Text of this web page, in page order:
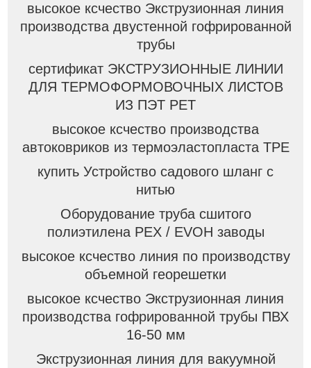
высокое ксчество Экструзионная линия
производства двустенной гофрированной
трубы
сертификат ЭКСТРУЗИОННЫЕ ЛИНИИ
ДЛЯ ТЕРМОФОРМОВОЧНЫХ ЛИСТОВ
ИЗ ПЭТ PET
высокое ксчество производства
автоковриков из термоэластопласта TPE
купить Устройство садового шланг с
нитью
Оборудование труба сшитого
полиэтилена PEX / EVOH заводы
высокое ксчество линия по производству
объемной георешетки
высокое ксчество Экструзионная линия
производства гофрированной трубы ПВХ
16-50 мм
Экструзионная линия для вакуумной